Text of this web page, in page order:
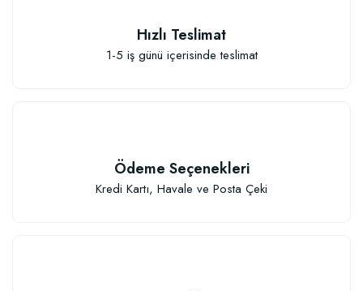
Hızlı Teslimat
1-5 iş günü içerisinde teslimat
Ödeme Seçenekleri
Kredi Kartı, Havale ve Posta Çeki